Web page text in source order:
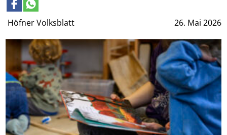
Höfner Volksblatt 26. Mai 2026